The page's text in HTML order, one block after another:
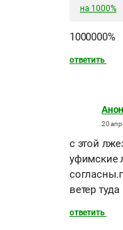
на 1000%
1000000%
ответить
20
с этой
уфимские
ветер
ответить